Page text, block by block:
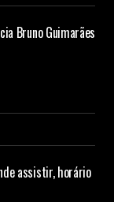
Bruno Guimarães
assistir, horário